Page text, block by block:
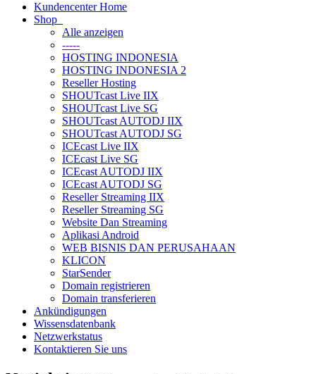
Kundencenter Home
Shop
Alle anzeigen
-----
HOSTING INDONESIA
HOSTING INDONESIA 2
Reseller Hosting
SHOUTcast Live IIX
SHOUTcast Live SG
SHOUTcast AUTODJ IIX
SHOUTcast AUTODJ SG
ICEcast Live IIX
ICEcast Live SG
ICEcast AUTODJ IIX
ICEcast AUTODJ SG
Reseller Streaming IIX
Reseller Streaming SG
Website Dan Streaming
Aplikasi Android
WEB BISNIS DAN PERUSAHAAN
KLICON
StarSender
Domain registrieren
Domain transferieren
Ankündigungen
Wissensdatenbank
Netzwerkstatus
Kontaktieren Sie uns